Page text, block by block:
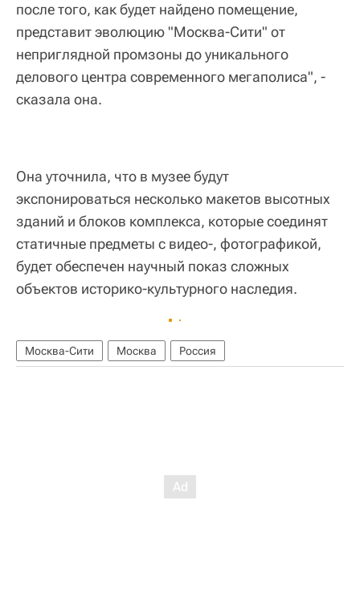
после того, как будет найдено помещение,
представит эволюцию "Москва-Сити" от
неприглядной промзоны до уникального
делового центра современного мегаполиса", -
сказала она.
Она уточнила, что в музее будут
экспонироваться несколько макетов высотных
зданий и блоков комплекса, которые соединят
статичные предметы с видео-, фотографикой,
будет обеспечен научный показ сложных
объектов историко-культурного наследия.
Москва-Сити Москва Россия